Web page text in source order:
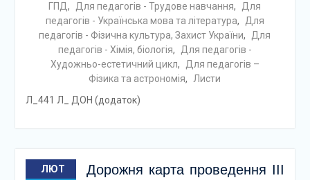
ГПД, Для педагогів - Трудове навчання,
Для
педагогів - Українська мова та література,
Для
педагогів - Фізична культура, Захист України,
Для
педагогів - Хімія, біологія,
Для педагогів -
Художньо-естетичний цикл,
Для педагогів –
Фізика та астрономія,
Листи
Л_441 Л_ ДОН (додаток)
ЛЮТ
Дорожня карта проведення ІIІ